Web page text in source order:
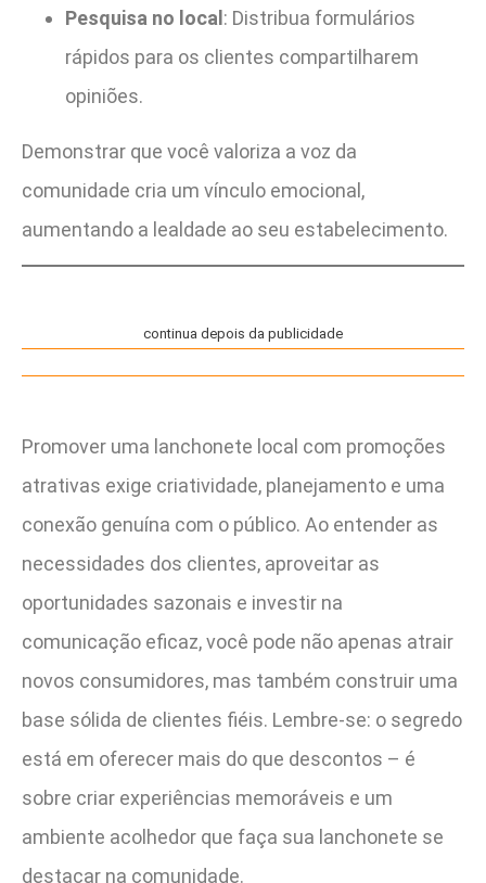
Pesquisa no local : Distribua formulários
rápidos para os clientes compartilharem
opiniões.
Demonstrar que você valoriza a voz da
comunidade cria um vínculo emocional,
aumentando a lealdade ao seu estabelecimento.
continua depois da publicidade
Promover uma lanchonete local com promoções
atrativas exige criatividade, planejamento e uma
conexão genuína com o público. Ao entender as
necessidades dos clientes, aproveitar as
oportunidades sazonais e investir na
comunicação eficaz, você pode não apenas atrair
novos consumidores, mas também construir uma
base sólida de clientes fiéis. Lembre-se: o segredo
está em oferecer mais do que descontos – é
sobre criar experiências memoráveis e um
ambiente acolhedor que faça sua lanchonete se
destacar na comunidade.